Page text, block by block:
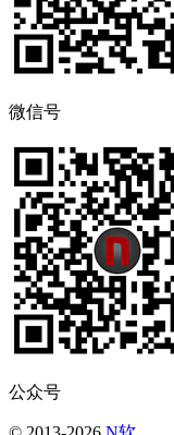
微信号
公众号